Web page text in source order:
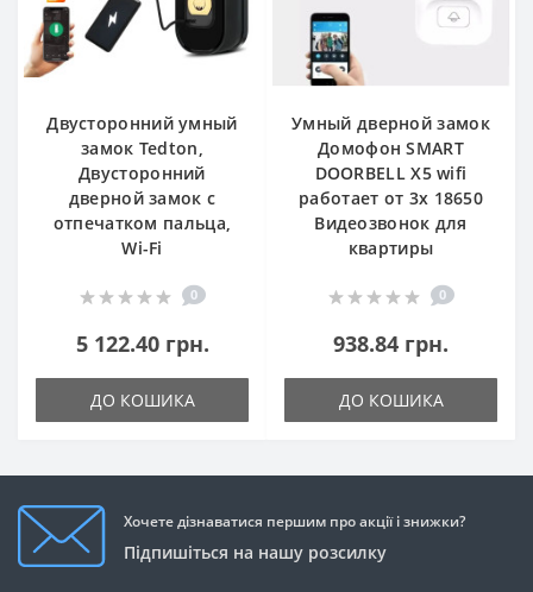
Двусторонний умный
замок Tedton,
Двусторонний
дверной замок с
отпечатком пальца,
Wi-Fi
0
5 122.40 грн.
ДО КОШИКА
Умный дверной замок
Домофон SMART
DOORBELL X5 wifi
работает от 3x 18650
Видеозвонок для
квартиры
0
938.84 грн.
ДО КОШИКА
Хочете дізнаватися першим про акції і знижки?
Підпишіться на нашу розсилку